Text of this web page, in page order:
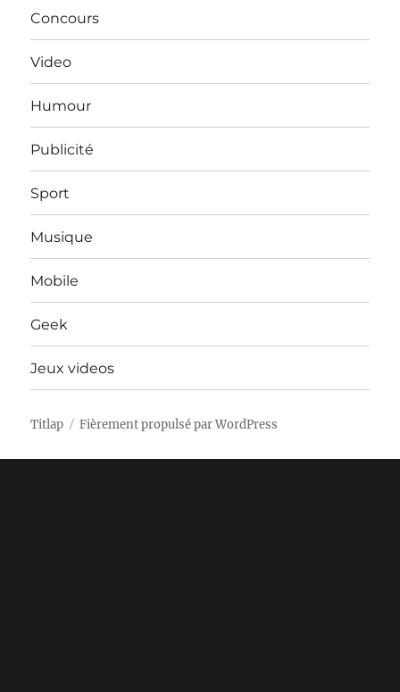
Concours
Video
Humour
Publicité
Sport
Musique
Mobile
Geek
Jeux videos
Titlap Fièrement propulsé par WordPress